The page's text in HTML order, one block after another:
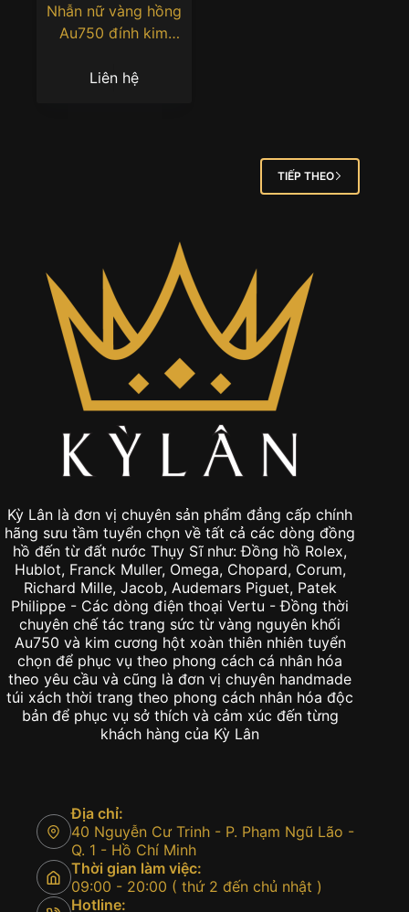
Nhẫn nữ vàng hồng
Au750 đính kim
Liên hệ
TIẾP THEO
Kỳ Lân là đơn vị chuyên sản phẩm đẳng cấp chính
hồ đến từ đất nước Thụy Sĩ như: Đồng hồ Rolex,
Hublot, Franck Muller, Omega, Chopard, Corum,
Richard Mille, Jacob, Audemars Piguet, Patek
Philippe - Các dòng điện thoại Vertu - Đồng thời
chuyên chế tác trang sức từ vàng nguyên khối
Au750 và kim cương hột xoàn thiên nhiên tuyển
chọn để phục vụ theo phong cách cá nhân hóa
theo yêu cầu và cũng là đơn vị chuyên handmade
túi xách thời trang theo phong cách nhân hóa độc
bản để phục vụ sở thích và cảm xúc đến từng
khách hàng của Kỳ Lân
Q. 1 - Hồ Chí Minh
Thời gian làm việc:
09:00 - 20:00 ( thứ 2 đến chủ nhật )
Hotline:
0901 247 247
CSKH: